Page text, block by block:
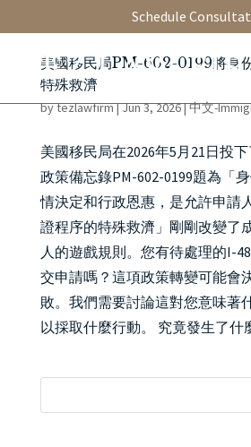
Schedule
美國移民局PM-602-0199將身
特殊救濟
bytezlawfirm|Jun 3, 2026|中文-
美國移民局在2026年5月21日投下
政策備忘錄PM-602-0199題為「
情決定和行政恩惠，是允許申請
證程序的特殊救濟」剛剛改變了
人的遊戲規則。您有待處理的I-
交申請嗎？這項政策轉變可能會
敗。我們需要討論這對您意味
以採取什麼行動。 究竟發生了什